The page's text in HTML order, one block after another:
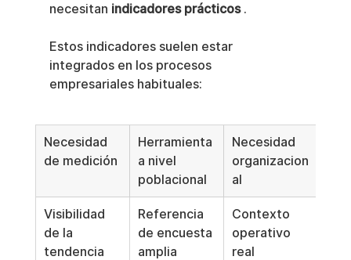
necesitan indicadores prácticos .
Estos indicadores suelen estar
integrados en los procesos
empresariales habituales:
Necesidad
de medición
Herramienta
a nivel
poblacional
Necesidad
organizacion
al
Visibilidad
de la
tendencia
Referencia
de encuesta
amplia
Contexto
operativo
real